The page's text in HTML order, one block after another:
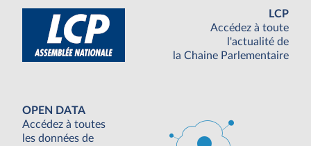
LCP
Accédez à toute
l'actualité de
la Chaine Parlementaire
OPEN DATA
Accédez à toutes
les données de